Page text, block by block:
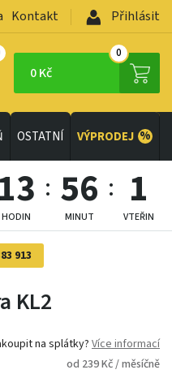
Kontakt Přihlásit
0 Kč
0
OSTATNÍ VÝPRODEJ %
13
HODIN
55
MINUT
59
VTEŘIN
913
KL2
na splátky? Více informací
od 239 Kč / měsíčně